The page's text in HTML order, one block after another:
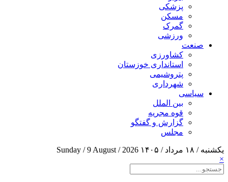
پزشکی
مسکن
گمرک
ورزشی
صنعت
کشاورزی
استانداری خوزستان
پتروشیمی
شهرداری
سیاسی
بین الملل
قوه مجریه
گزارش و گفتگو
مجلس
یکشنبه / ۱۸ مرداد / ۱۴۰۵
Sunday / 9 August / 2026
×